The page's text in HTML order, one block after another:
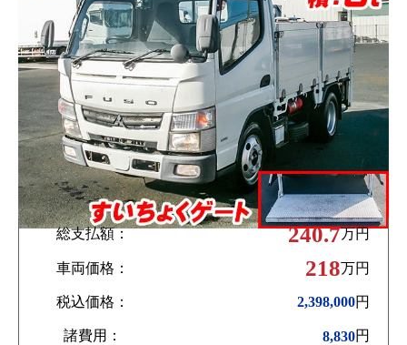
総支払額： 240.7万円
車両価格： 218万円
税込価格： 2,398,000円
諸費用： 8,830円